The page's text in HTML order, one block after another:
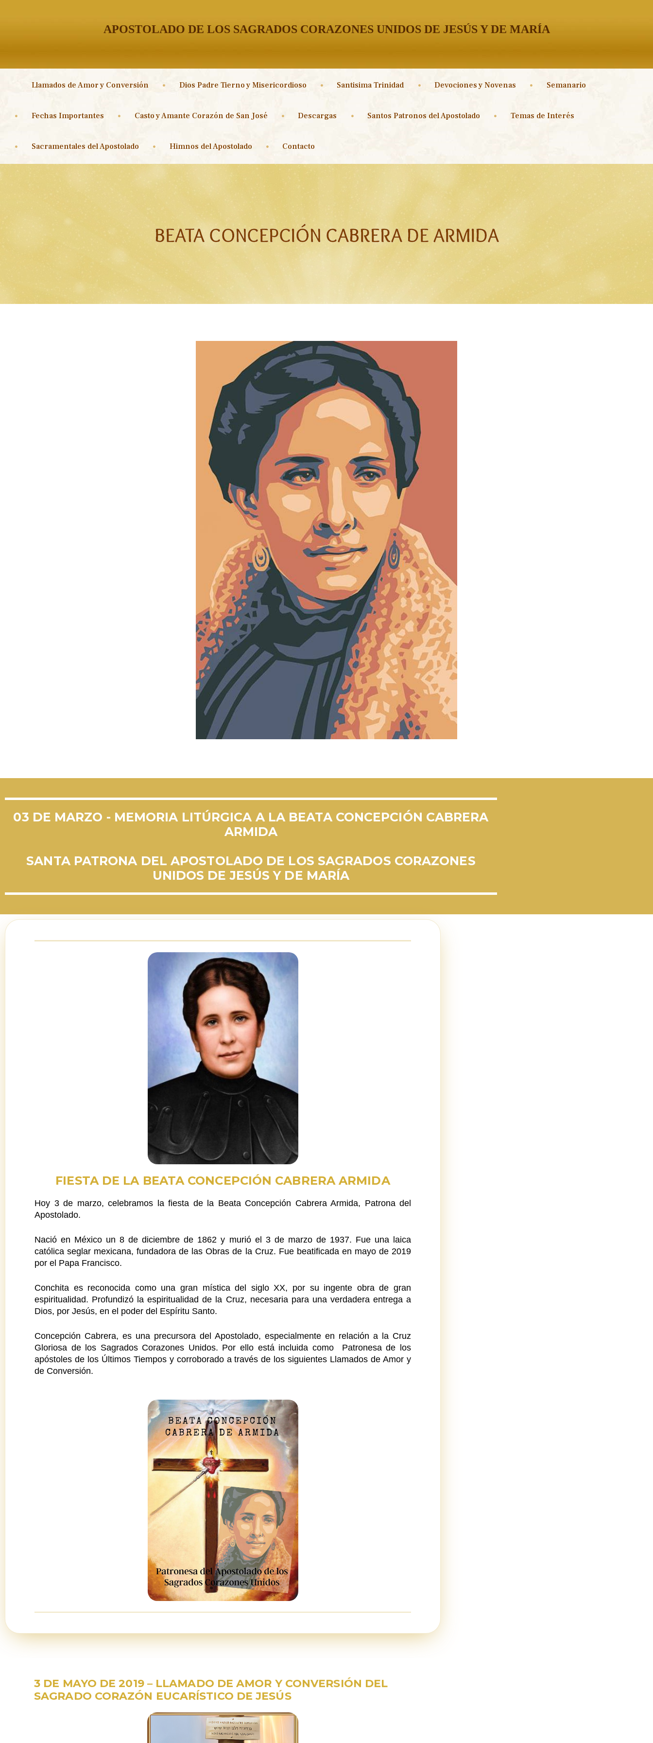
APOSTOLADO DE LOS SAGRADOS CORAZONES UNIDOS DE JESÚS Y DE MARÍA
Llamados de Amor y Conversión Dios Padre Tierno y Misericordioso Santisima Trinidad Devociones y Novenas Semanario
Fechas Importantes Casto y Amante Corazón de San José Descargas Santos Patronos del Apostolado Temas de Interés
Sacramentales del Apostolado Himnos del Apostolado Contacto
BEATA CONCEPCIÓN CABRERA DE ARMIDA
03 DE MARZO - MEMORIA LITÚRGICA A LA BEATA CONCEPCIÓN CABRERA
ARMIDA
SANTA PATRONA DEL APOSTOLADO DE LOS SAGRADOS CORAZONES
UNIDOS DE JESÚS Y DE MARÍA
FIESTA DE LA BEATA CONCEPCIÓN CABRERA ARMIDA
Hoy 3 de marzo, celebramos la fiesta de la Beata Concepción Cabrera Armida, Patrona del
Apostolado.
Nació en México un 8 de diciembre de 1862 y murió el 3 de marzo de 1937. Fue una laica
católica seglar mexicana, fundadora de las Obras de la Cruz. Fue beatificada en mayo de 2019
por el Papa Francisco.
Conchita es reconocida como una gran mística del siglo XX, por su ingente obra de gran
espiritualidad. Profundizó la espiritualidad de la Cruz, necesaria para una verdadera entrega a
Dios, por Jesús, en el poder del Espíritu Santo.
Concepción Cabrera, es una precursora del Apostolado, especialmente en relación a la Cruz
Gloriosa de los Sagrados Corazones Unidos. Por ello está incluida como Patronesa de los
apóstoles de los Últimos Tiempos y corroborado a través de los siguientes Llamados de Amor y
de Conversión.
3 DE MAYO DE 2019 – LLAMADO DE AMOR Y CONVERSIÓN DEL
SAGRADO CORAZÓN EUCARÍSTICO DE JESÚS